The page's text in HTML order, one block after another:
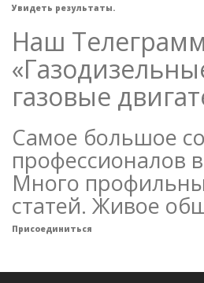
Увидеть результаты.
Наш
газовые
Самое большое
профессионалов
Много
статей. Живое
Присоединиться